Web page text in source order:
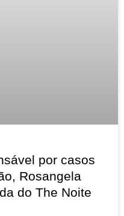
por casos
Rosangela
do The Noite